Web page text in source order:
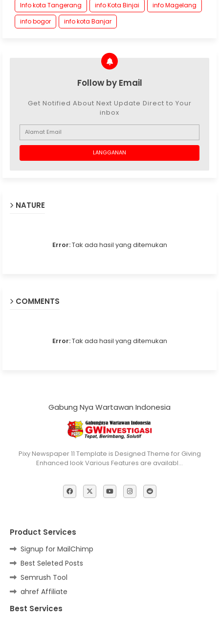
Info kota Tangerang
info Kota Binjai
info Magelang
info bogor
info kota Banjar
Follow by Email
Get Notified About Next Update Direct to Your
inbox
NATURE
Error:Tak ada hasil yang ditemukan
COMMENTS
Error:Tak ada hasil yang ditemukan
Gabung Nya Wartawan Indonesia
Pixy Newspaper 11 Template is Designed Theme for Giving
Enhanced look Various Features are availabl…
Product Services
Signup for MailChimp
Best Seleted Posts
Semrush Tool
ahref Affiliate
Best Services